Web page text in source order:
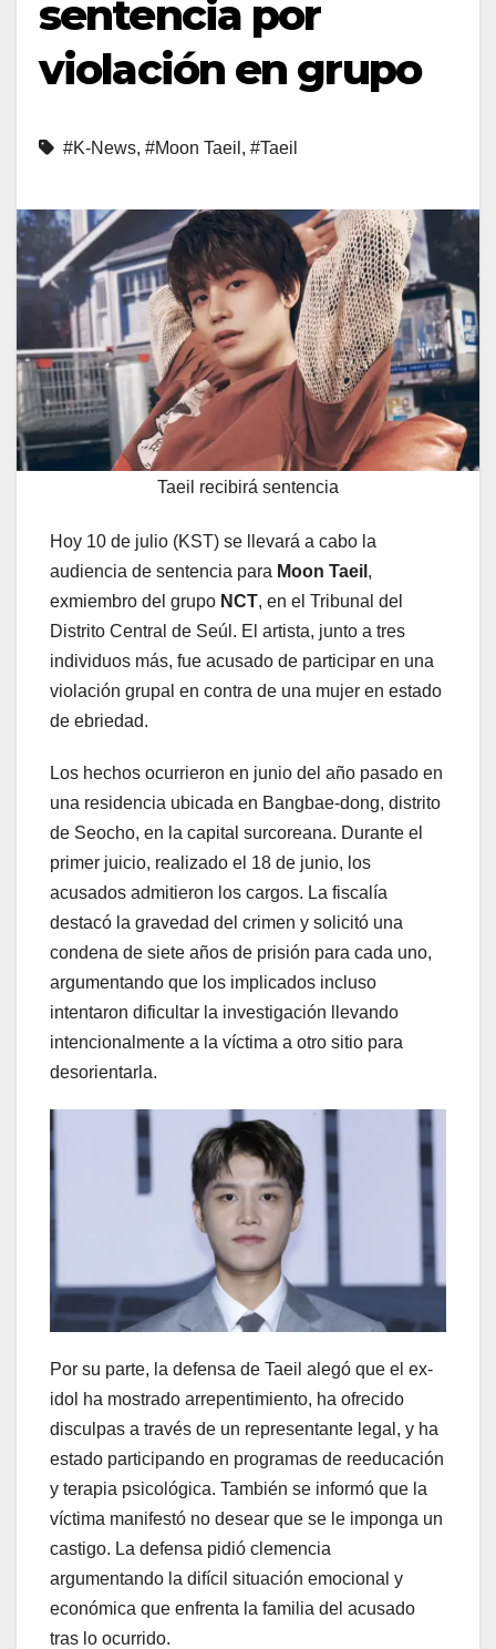
sentencia por
violación en grupo
#K-News, #Moon Taeil , #Taeil
Taeil recibirá sentencia
Hoy 10 de julio (KST) se llevará a cabo la
audiencia de sentencia para Moon Taeil ,
exmiembro del grupo NCT, en el Tribunal del
Distrito Central de Seúl. El artista, junto a tres
individuos más, fue acusado de participar en una
violación grupal en contra de una mujer en estado
de ebriedad.
Los hechos ocurrieron en junio del año pasado en
una residencia ubicada en Bangbae-dong, distrito
de Seocho, en la capital surcoreana. Durante el
primer juicio, realizado el 18 de junio, los
acusados admitieron los cargos. La fiscalía
destacó la gravedad del crimen y solicitó una
condena de siete años de prisión para cada uno,
argumentando que los implicados incluso
intentaron dificultar la investigación llevando
intencionalmente a la víctima a otro sitio para
desorientarla.
Por su parte, la defensa de Taeil alegó que el ex-
idol ha mostrado arrepentimiento, ha ofrecido
disculpas a través de un representante legal, y ha
estado participando en programas de reeducación
y terapia psicológica. También se informó que la
víctima manifestó no desear que se le imponga un
castigo. La defensa pidió clemencia
argumentando la difícil situación emocional y
económica que enfrenta la familia del acusado
tras lo ocurrido.